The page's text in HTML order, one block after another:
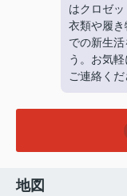
はクロゼッ
衣類や履
での新生
う。お気
ご連絡くだ
地図